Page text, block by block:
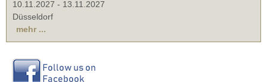
10.11.2027 - 13.11.2027
Düsseldorf
mehr ...